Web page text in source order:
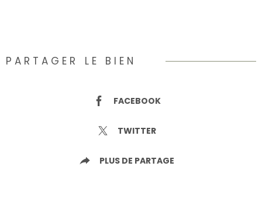
PARTAGER LE BIEN
FACEBOOK
TWITTER
PLUS DE PARTAGE